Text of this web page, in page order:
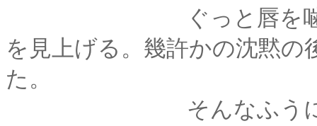
ぐっと唇を噛みしめ
を見上げる。幾許かの沈黙
た。
そんなふうに彼から